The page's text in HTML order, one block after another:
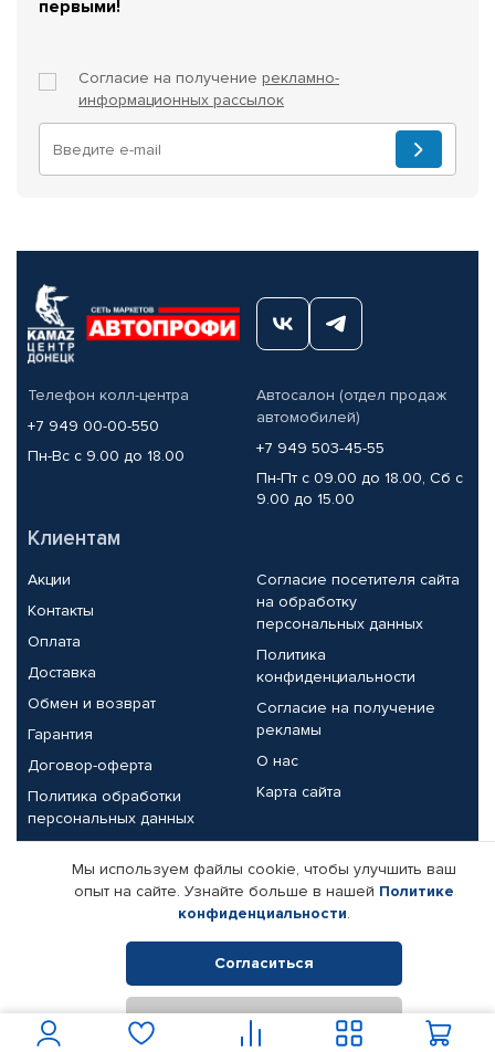
первыми!
Согласие на получение рекламно-
информационных рассылок
Телефон колл-центра
+7 949 00-00-550
Пн-Вс с 9.00 до 18.00
Автосалон (отдел продаж
автомобилей)
+7 949 503-45-55
Пн-Пт с 09.00 до 18.00, Сб с
9.00 до 15.00
Клиентам
Акции
Контакты
Оплата
Доставка
Обмен и возврат
Гарантия
Договор-оферта
Политика обработки
персональных данных
Согласие посетителя сайта
на обработку
персональных данных
Политика
конфиденциальности
Согласие на получение
рекламы
О нас
Карта сайта
Партнерам
Корпоративным клиентам
Поставщикам
Реквизиты компании
© КАМАЗ ЦЕНТР ДОНЕЦК, 2015-2026. Все права защищены.
Интернет-магазин автомобильных товаров Автопрофи.
Мы используем файлы cookie, чтобы улучшить ваш
опыт на сайте. Узнайте больше в нашей Политике
конфиденциальности.
Согласиться
Отклонить